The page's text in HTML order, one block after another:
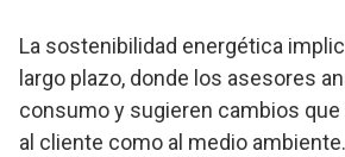
La sostenibilidad energética
largo plazo, donde los asesores
consumo y sugieren cambios
al cliente como al medio ambiente.